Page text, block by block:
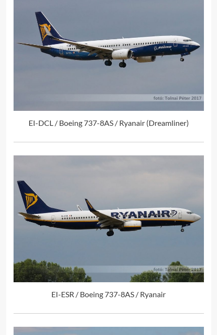
EI-DCL / Boeing 737-8AS / Ryanair (Dreamliner)
EI-ESR / Boeing 737-8AS / Ryanair